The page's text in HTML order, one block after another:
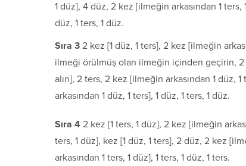
1 düz], 4 düz, 2 kez [ilmeğin arkasından 1
düz, 1 ters, 1 düz.
Sıra 3 2 kez [1 düz, 1 ters], 2 kez [ilmeğin
ilmeği örülmüş olan ilmeğin içinden geçirin, 2
alın], 2 ters, 2 kez [ilmeğin arkasından 1
arkasından 1 düz, 1 ters], 1 düz, 1 ters, 1 düz.
Sıra 4 2 kez [1 ters, 1 düz], 2 kez [ilmeğin
ters, 1 düz], kez [1 düz, 1 ters], 2 düz, 2 kez
arkasından 1 ters, 1 düz], 1 ters, 1 düz, 1 ters.